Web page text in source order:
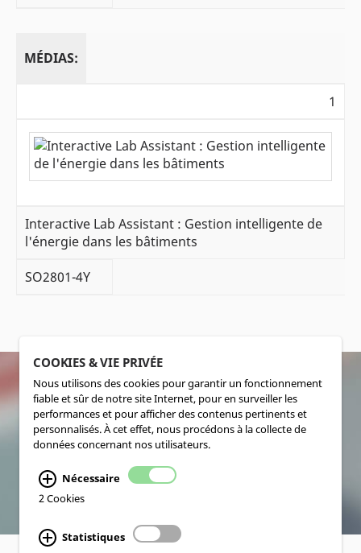
MÉDIAS:
1
Interactive Lab Assistant : Gestion intelligente de
l'énergie dans les bâtiments
SO2801-4Y
SOCIALMEDIA
COOKIES & VIE PRIVÉE
Nous utilisons des cookies pour garantir un fonctionnement
fiable et sûr de notre site Internet, pour en surveiller les
performances et pour afficher des contenus pertinents et
personnalisés. À cet effet, nous procédons à la collecte de
données concernant nos utilisateurs.
Nécessaire
2 Cookies
Statistiques